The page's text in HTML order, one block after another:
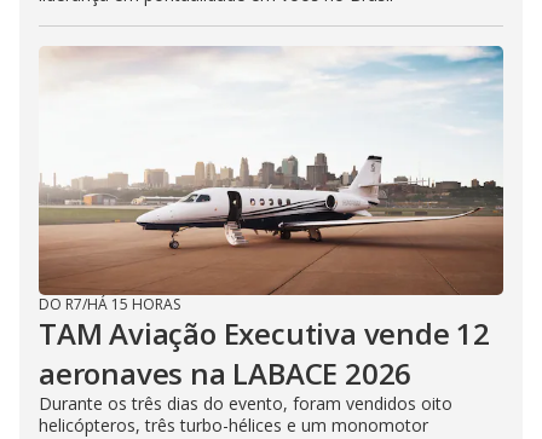
DO R7/HÁ 15 HORAS
TAM Aviação Executiva vende 12
aeronaves na LABACE 2026
Durante os três dias do evento, foram vendidos oito
helicópteros, três turbo-hélices e um monomotor